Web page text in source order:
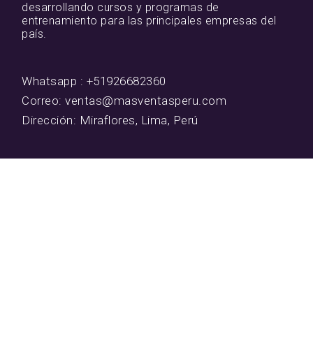
desarrollando cursos y programas de
entrenamiento para las principales empresas del
país.
Whatsapp : +51926682360
Correo: ventas@masventasperu.com
Dirección: Miraflores, Lima, Perú